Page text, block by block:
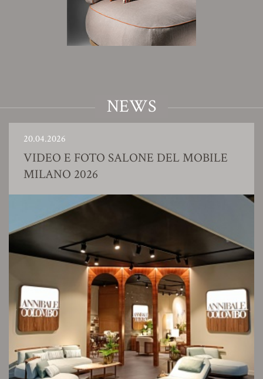
NEWS
E FOTO SALONE DEL MOBILE
2026